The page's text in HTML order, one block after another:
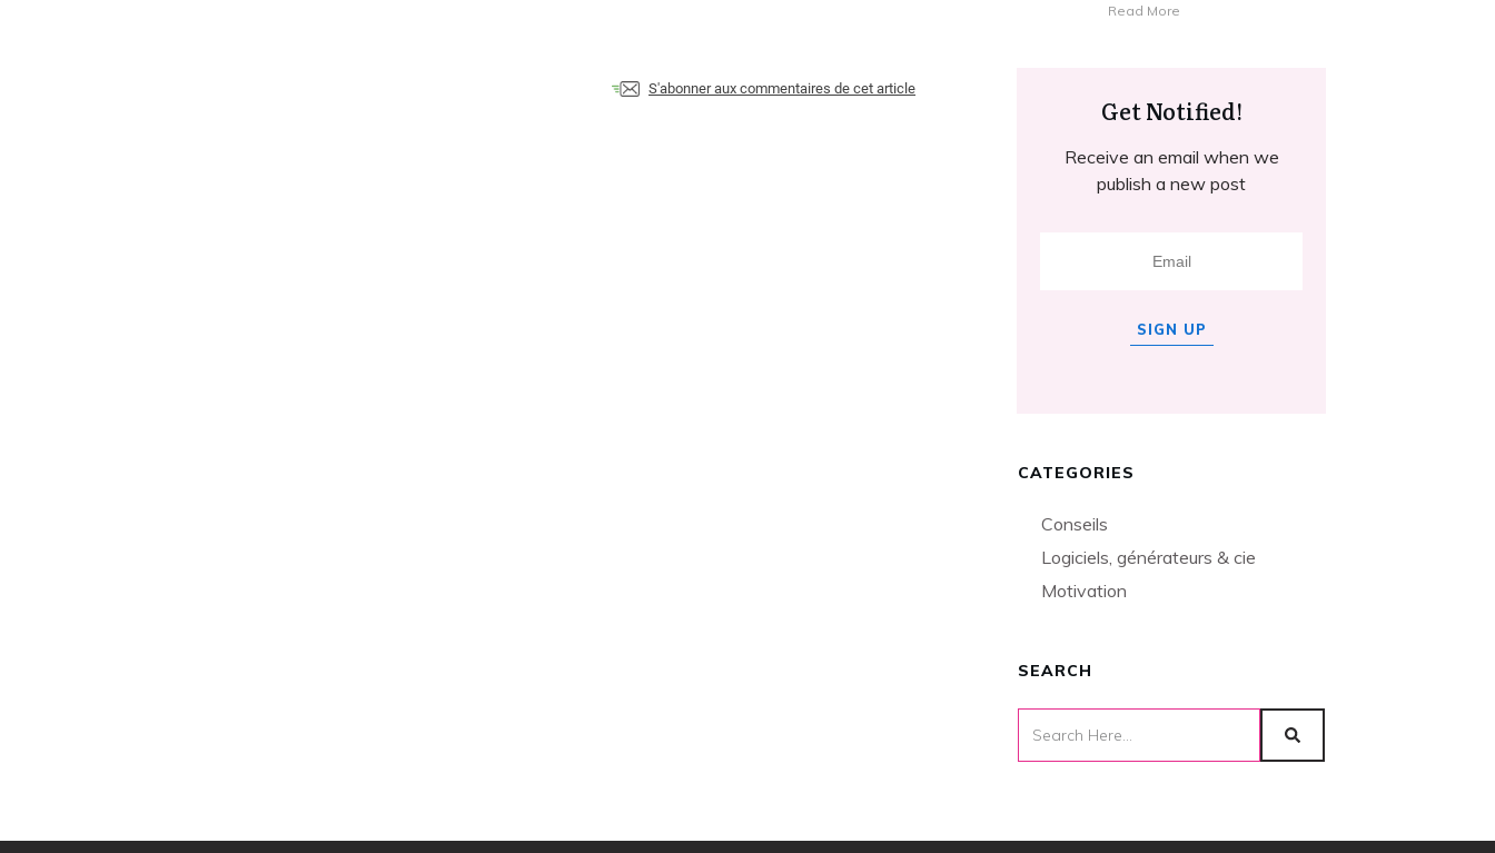
S'abonner aux commentaires de cet article
Read More
Get Notified!
Receive an email when we
publish a new post
SIGN UP
CATEGORIES
Conseils
Logiciels, générateurs & cie
Motivation
SEARCH